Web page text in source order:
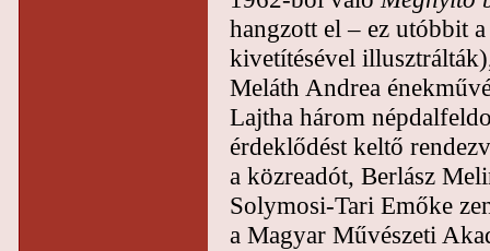
hangzott el – ez utóbbit
kivetítésével
Meláth Andrea
Lajtha három
érdeklődést keltő
a közreadót, Berlász
Solymosi-Tari Emőke
a Magyar Művészeti